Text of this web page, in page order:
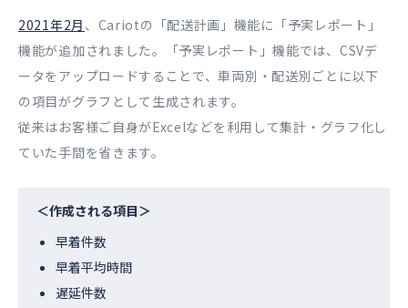
2021年2月 、Cariotの「配送計画」機能に「予実レポート」
機能が追加されました。「予実レポート」機能では、CSVデ
ータをアップロードすることで、車両別・配送別ごとに以下
の項目がグラフとして生成されます。
従来はお客様ご自身がExcelなどを利用して集計・グラフ化し
ていた手間を省きます。
＜作成される項目＞
早着件数
早着平均時間
遅延件数